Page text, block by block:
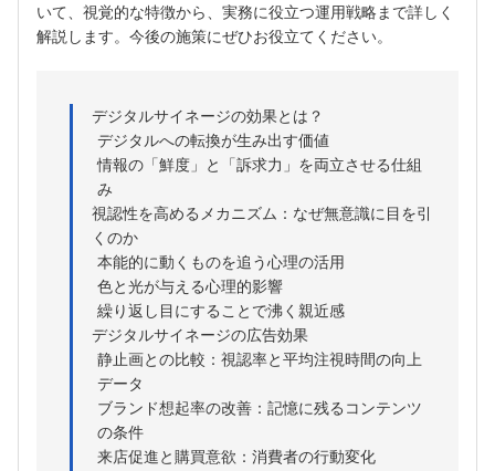
いて、視覚的な特徴から、実務に役立つ運用戦略まで詳しく
解説します。今後の施策にぜひお役立てください。
デジタルサイネージの効果とは？
デジタルへの転換が生み出す価値
情報の「鮮度」と「訴求力」を両立させる仕組
み
視認性を高めるメカニズム：なぜ無意識に目を引
くのか
本能的に動くものを追う心理の活用
色と光が与える心理的影響
繰り返し目にすることで沸く親近感
デジタルサイネージの広告効果
静止画との比較：視認率と平均注視時間の向上
データ
ブランド想起率の改善：記憶に残るコンテンツ
の条件
来店促進と購買意欲：消費者の行動変化